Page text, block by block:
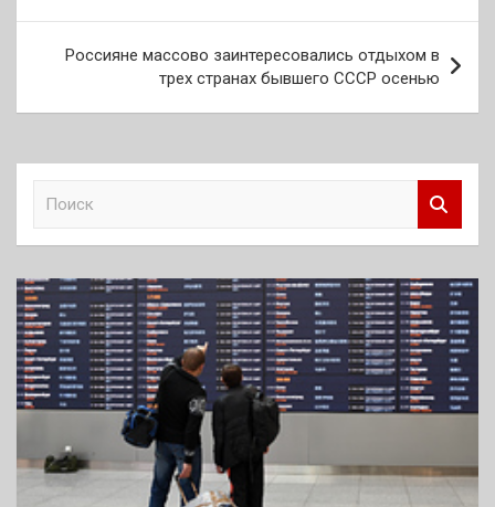
записям
Россияне массово заинтересовались отдыхом в
трех странах бывшего СССР осенью
к